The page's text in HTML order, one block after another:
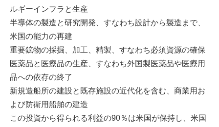
ルギーインフラと生産
半導体の製造と研究開発、すなわち設計から製造まで、
米国の能力の再建
重要鉱物の採掘、加工、精製、すなわち必須資源の確保
医薬品と医療品の生産、すなわち外国製医薬品や医療用
品への依存の終了
新規造船所の建設と既存施設の近代化を含む、商業用お
よび防衛用船舶の建造
この投資から得られる利益の90％は米国が保持し、米国